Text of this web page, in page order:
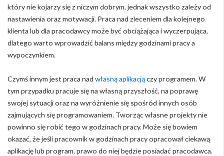
który nie kojarzy się z niczym dobrym, jednak wszystko zależy od
nastawienia oraz motywacji. Praca nad zleceniem dla kolejnego
klienta lub dla pracodawcy może być obciążająca i wyczerpująca,
dlatego warto wprowadzić balans między godzinami pracy a
wypoczynkiem.
Czymś innym jest praca nad własną aplikacjączy programem. W
tym przypadku pracuje się na własną przyszłość, na poprawę
swojej sytuacji oraz na wyróżnienie się spośród innych osób
zajmujących się programowaniem. Tworząc własne projekty nie
powinno się robić tego w godzinach pracy. Może się bowiem
okazać, że jeśli pracownik w godzinach pracy opracował ciekawą
aplikację lub program, prawo do niej będzie posiadać pracodawca.